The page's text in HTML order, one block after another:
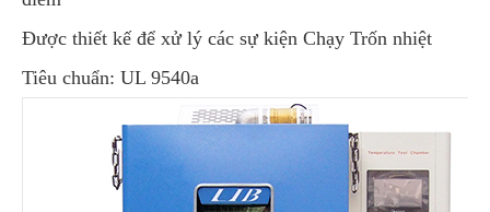
Được thiết kế để xử lý các sự kiện Chạy Trốn nhiệt
Tiêu chuẩn: UL 9540a